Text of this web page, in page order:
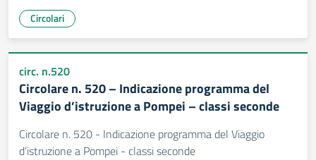
Circolari
circ. n.520
Circolare n. 520 – Indicazione programma del
Viaggio d’istruzione a Pompei – classi seconde
Circolare n. 520 - Indicazione programma del Viaggio
d’istruzione a Pompei - classi seconde